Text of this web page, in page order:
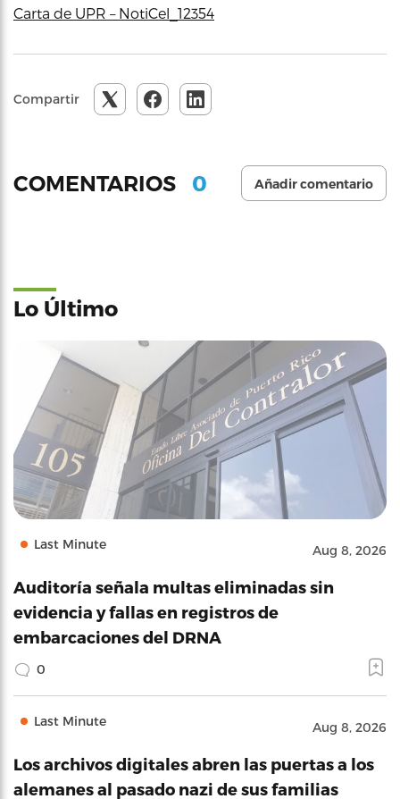
Carta de UPR – NotiCel_12354
Compartir
COMENTARIOS 0 Añadir comentario
Lo Último
Last Minute Aug 8, 2026
Auditoría señala multas eliminadas sin
evidencia y fallas en registros de
embarcaciones del DRNA
0
Last Minute Aug 8, 2026
Los archivos digitales abren las puertas a los
alemanes al pasado nazi de sus familias